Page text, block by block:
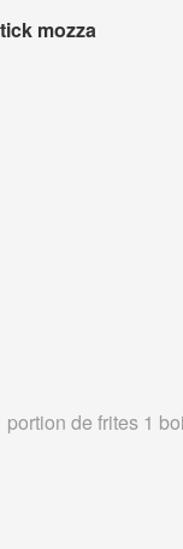
mozza
de frites 1